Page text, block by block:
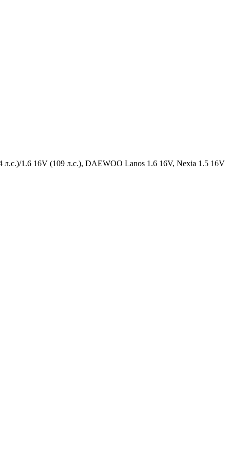
1.6 16V (109 л.с.), DAEWOO Lanos 1.6 16V, Nexia 1.5 16V